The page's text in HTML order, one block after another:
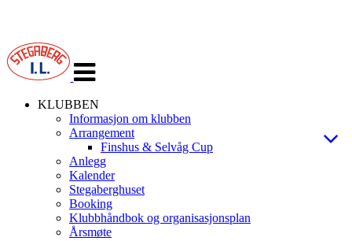
navigasjon
KLUBBEN
Informasjon om klubben
Arrangement
Finshus & Selvåg Cup
Anlegg
Kalender
Stegaberghuset
Booking
Klubbhåndbok og organisasjonsplan
Årsmøte